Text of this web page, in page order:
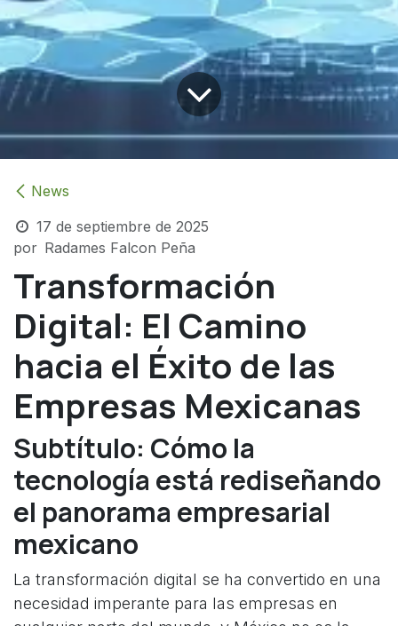
News
17 de septiembre de 2025
por Radames Falcon Peña
Transformación
Digital: El Camino
hacia el Éxito de las
Empresas Mexicanas
Subtítulo: Cómo la
tecnología está rediseñando
el panorama empresarial
mexicano
La transformación digital se ha convertido en una
necesidad imperante para las empresas en